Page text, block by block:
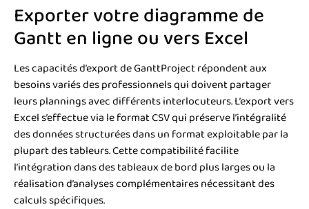
Exporter votre diagramme de
Gantt en ligne ou vers Excel
Les capacités d’export de GanttProject répondent aux
besoins variés des professionnels qui doivent partager
leurs plannings avec différents interlocuteurs. L’export vers
Excel s’effectue via le format CSV qui préserve l’intégralité
des données structurées dans un format exploitable par la
plupart des tableurs. Cette compatibilité facilite
l’intégration dans des tableaux de bord plus larges ou la
réalisation d’analyses complémentaires nécessitant des
calculs spécifiques.